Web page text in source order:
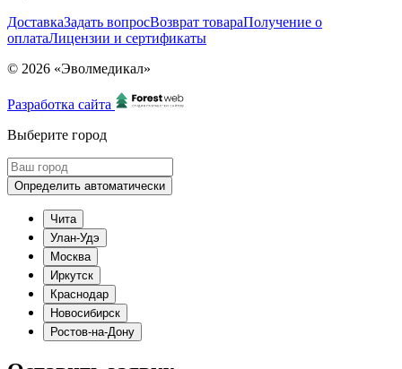
ДоставкаЗадать вопросВозврат товараПолучение о
оплатаЛицензии и сертификаты
© 2026 «Эволмедикал»
Разработка сайта
Выберите город
Определить автоматически
Чита
Улан-Удэ
Москва
Иркутск
Краснодар
Новосибирск
Ростов-на-Дону